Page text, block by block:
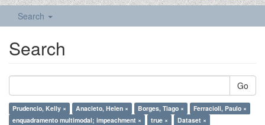
Search
Search
Go
Prudencio, Kelly × Anacleto, Helen × Borges, Tiago ×
Ferracioli, Paulo ×
enquadramento multimodal; impeachment ×
true × Dataset ×